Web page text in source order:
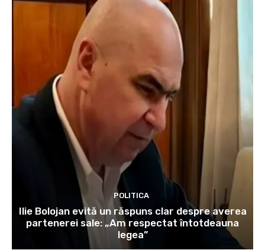
POLITICA
Ilie Bolojan evită un răspuns clar despre averea
partenerei sale: „Am respectat întotdeauna
legea”